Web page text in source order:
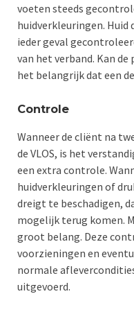
voeten steeds
huidverkleuringen. Huid
ieder geval
van het verband. Kan
het belangrijk dat een
Controle
Wanneer de cliënt na
de VLOS, is het
een extra controle.
huidverkleuringen of
dreigt te beschadigen,
mogelijk terug komen.
groot belang. Deze
voorzieningen en
normale
uitgevoerd.